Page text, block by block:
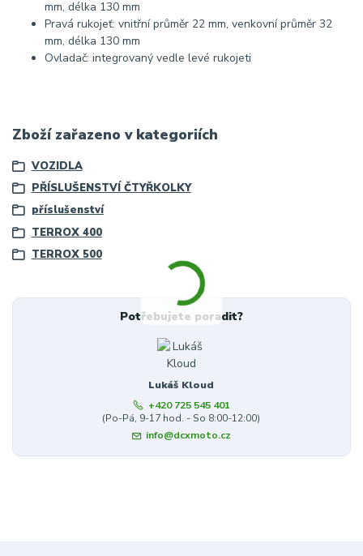
mm, délka 130 mm
Pravá rukojeť: vnitřní průměr 22 mm, venkovní průměr 32
mm, délka 130 mm
Ovladač: integrovaný vedle levé rukojeti
Zboží zařazeno v kategoriích
VOZIDLA
PŘÍSLUŠENSTVÍ ČTYŘKOLKY
příslušenství
TERROX 400
TERROX 500
Potřebujete poradit?
Lukáš Kloud
+420 725 545 401
(Po-Pá, 9-17 hod. - So 8:00-12:00)
info@dcxmoto.cz